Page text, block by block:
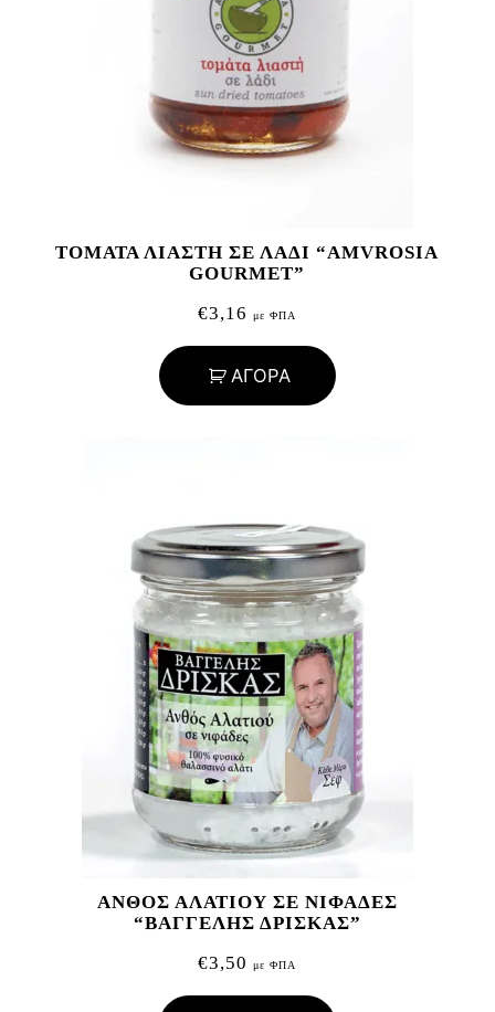
ΤΟΜΑΤΑ ΛΙΑΣΤΗ ΣΕ ΛΑΔΙ “AMVROSIA
GOURMET”
€3,16 με ΦΠΑ
ΑΓΟΡΑ
ΑΝΘΟΣ ΑΛΑΤΙΟΥ ΣΕ ΝΙΦΑΔΕΣ
“ΒΑΓΓΕΛΗΣ ΔΡΙΣΚΑΣ”
€3,50 με ΦΠΑ